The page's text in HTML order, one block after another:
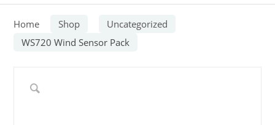
Home Shop
Uncategorized
WS720 Wind Sensor Pack